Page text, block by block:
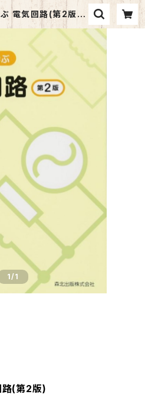
電気回路(第2版) |
前店(店頭受取オー
1/1
路(第2版)